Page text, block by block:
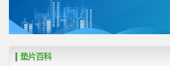
垫片百科